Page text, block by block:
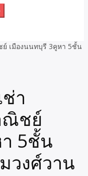
า
ณิชย์
5ชั้น
วงศ์วาน